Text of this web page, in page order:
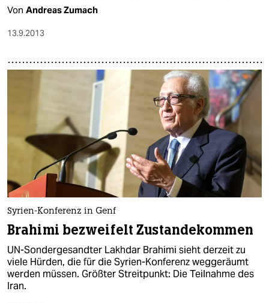
Von Andreas Zumach
13.9.2013
Syrien-Konferenz in Genf
Brahimi bezweifelt Zustandekommen
UN-Sondergesandter Lakhdar Brahimi sieht derzeit zu
viele Hürden, die für die Syrien-Konferenz weggeräumt
werden müssen. Größter Streitpunkt: Die Teilnahme des
Iran.